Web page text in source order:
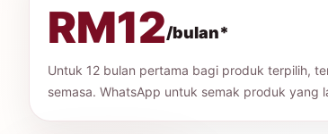
RM12/bulan*
Untuk 12 bulan pertama bagi produk terpilih,
semasa. WhatsApp untuk semak produk yang